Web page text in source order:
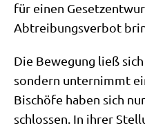
für einen
Abtrei­bungs­ver­bot
Die Bewe­gung ließ
son­dern unter­nimmt
Bischö­fe haben sich
schlos­sen. In ihrer